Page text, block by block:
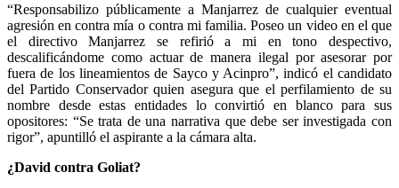
“Responsabilizo públicamente a Manjarrez de cualquier eventual
agresión en contra mía o contra mi familia. Poseo un video en el que
el directivo Manjarrez se refirió a mi en tono despectivo,
descalificándome como actuar de manera ilegal por asesorar por
fuera de los lineamientos de Sayco y Acinpro”, indicó el candidato
del Partido Conservador quien asegura que el perfilamiento de su
nombre desde estas entidades lo convirtió en blanco para sus
opositores: “Se trata de una narrativa que debe ser investigada con
rigor”, apuntilló el aspirante a la cámara alta.
¿David contra Goliat?